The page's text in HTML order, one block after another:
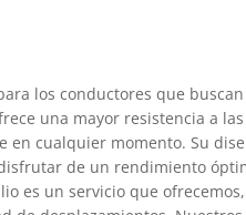
los conductores que
una mayor resistencia a
cualquier momento. Su
de un rendimiento
es un servicio que